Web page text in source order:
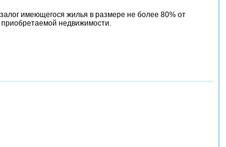
имеющегося жилья в размере не более 80% от
недвижимости.